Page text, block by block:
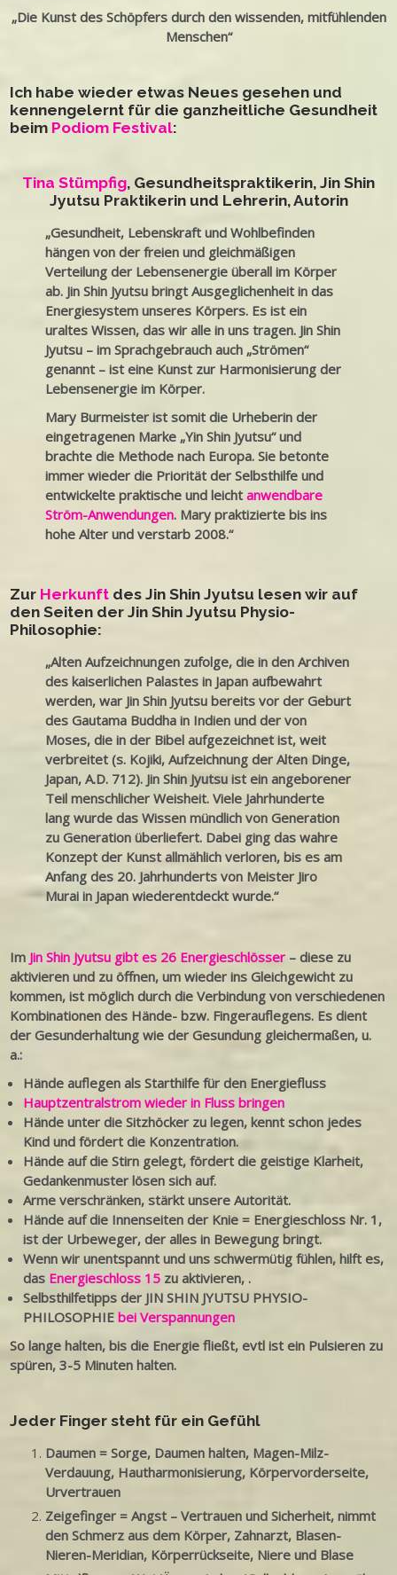
„Die Kunst des Schöpfers durch den wissenden, mitfühlenden
Menschen“
Ich habe wieder etwas Neues gesehen und
kennengelernt für die ganzheitliche Gesundheit
beim Podiom Festival:
Tina Stümpfig, Gesundheitspraktikerin, Jin Shin
Jyutsu Praktikerin und Lehrerin, Autorin
„Gesundheit, Lebenskraft und Wohlbefinden
hängen von der freien und gleichmäßigen
Verteilung der Lebensenergie überall im Körper
ab. Jin Shin Jyutsu bringt Ausgeglichenheit in das
Energiesystem unseres Körpers. Es ist ein
uraltes Wissen, das wir alle in uns tragen. Jin Shin
Jyutsu – im Sprachgebrauch auch „Strömen“
genannt – ist eine Kunst zur Harmonisierung der
Lebensenergie im Körper.
Mary Burmeister ist somit die Urheberin der
eingetragenen Marke „Yin Shin Jyutsu“ und
brachte die Methode nach Europa. Sie betonte
immer wieder die Priorität der Selbsthilfe und
entwickelte praktische und leichtanwendbare
Ström-Anwendungen. Mary praktizierte bis ins
hohe Alter und verstarb 2008.“
Zur Herkunft des Jin Shin Jyutsu lesen wir auf
den Seiten der Jin Shin Jyutsu Physio-
Philosophie:
„Alten Aufzeichnungen zufolge, die in den Archiven
des kaiserlichen Palastes in Japan aufbewahrt
werden, war Jin Shin Jyutsu bereits vor der Geburt
des Gautama Buddha in Indien und der von
Moses, die in der Bibel aufgezeichnet ist, weit
verbreitet (s. Kojiki, Aufzeichnung der Alten Dinge,
Japan, A.D. 712). Jin Shin Jyutsu ist ein angeborener
Teil menschlicher Weisheit. Viele Jahrhunderte
lang wurde das Wissen mündlich von Generation
zu Generation überliefert. Dabei ging das wahre
Konzept der Kunst allmählich verloren, bis es am
Anfang des 20. Jahrhunderts von Meister Jiro
Murai in Japan wiederentdeckt wurde.“
Im Jin Shin Jyutsu gibt es 26 Energieschlösser – diese zu
aktivieren und zu öffnen, um wieder ins Gleichgewicht zu
kommen, ist möglich durch die Verbindung von verschiedenen
Kombinationen des Hände- bzw. Fingerauflegens. Es dient
der Gesunderhaltung wie der Gesundung gleichermaßen, u.
a.:
Hände auflegen als Starthilfe für den Energiefluss
Hauptzentralstrom wieder in Fluss bringen
Hände unter die Sitzhöcker zu legen, kennt schon jedes
Kind und fördert die Konzentration.
Hände auf die Stirn gelegt, fördert die geistige Klarheit,
Gedankenmuster lösen sich auf.
Arme verschränken, stärkt unsere Autorität.
Hände auf die Innenseiten der Knie = Energieschloss Nr. 1,
ist der Urbeweger, der alles in Bewegung bringt.
Wenn wir unentspannt und uns schwermütig fühlen, hilft es,
das Energieschloss 15 zu aktivieren, .
Selbsthilfetipps der JIN SHIN JYUTSU PHYSIO-
PHILOSOPHIEbei Verspannungen
So lange halten, bis die Energie fließt, evtl ist ein Pulsieren zu
spüren, 3-5 Minuten halten.
Jeder Finger steht für ein Gefühl
Daumen = Sorge, Daumen halten, Magen-Milz-
Verdauung, Hautharmonisierung, Körpervorderseite,
Urvertrauen
Zeigefinger = Angst – Vertrauen und Sicherheit, nimmt
den Schmerz aus dem Körper, Zahnarzt, Blasen-
Nieren-Meridian, Körperrückseite, Niere und Blase